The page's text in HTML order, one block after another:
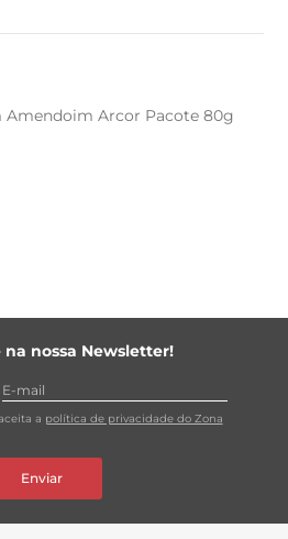
Amendoim Arcor Pacote 80g
na nossa Newsletter!
a política de privacidade do Zona
Enviar